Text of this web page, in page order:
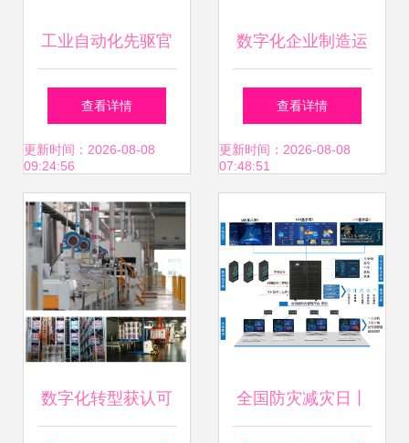
工业自动化先驱官
利强 以匠心铸就智
造未来
查看详情
更新时间：2026-08-08
09:24:56
数字化企业制造运
营管理设计方案 制
造运营管理 mom
mom系统的集成与
协同 企业实施
查看详情
更新时间：2026-08-08
07:48:51
数字化转型获认可 全国防灾减灾日丨